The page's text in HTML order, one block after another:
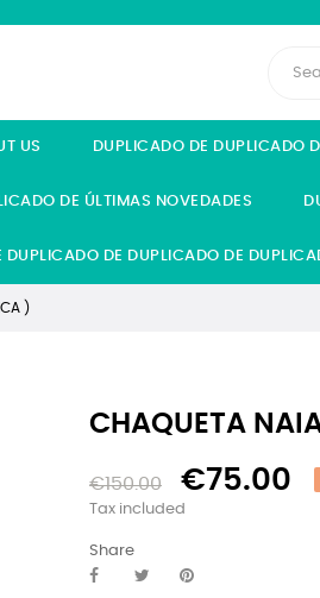
US DUPLICADO DE DUPLICADO
DE ÚLTIMAS NOVEDADES
DE DUPLICADO DE
)
CHAQUETA
€150.00 €75.00
Tax included
Share